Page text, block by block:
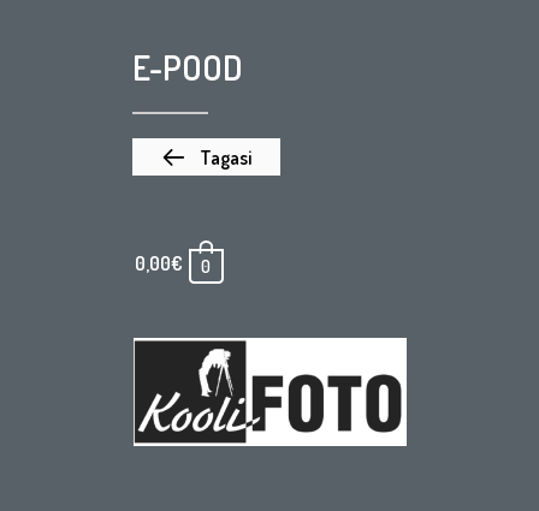
E-POOD
Tagasi
0,00€ 0